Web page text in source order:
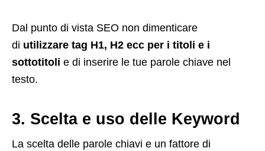
Dal punto di vista SEO non dimenticare
di utilizzare tag H1, H2 ecc per i titoli e i
sottotitoli e di inserire le tue parole chiave nel
testo.
3. Scelta e uso delle Keyword
La scelta delle parole chiavi e un fattore di